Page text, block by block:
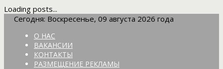
Loading posts...
Сегодня: Воскресенье, 09 августа 2026 года
О НАС
ВАКАНСИИ
КОНТАКТЫ
РАЗМЕЩЕНИЕ РЕКЛАМЫ